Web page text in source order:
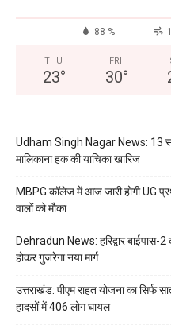
88 %
THU
23°
FRI
30°
Udham Singh Nagar News: 13
मालिकाना हक की याचिका खारिज
MBPG कॉलेज में आज जारी होगी UG
वालों को मौका
Dehradun News: हरिद्वार बाईपास-2
होकर गुजरेगा नया मार्ग
उत्तराखंड: पीएम राहत योजना का सिर्फ
हादसों में 406 लोग घायल